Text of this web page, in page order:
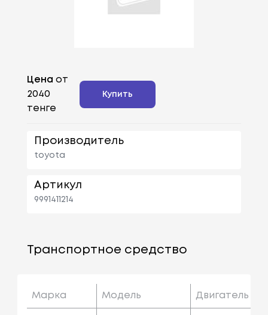
Цена от
2040
тенге
Купить
Производитель
toyota
Артикул
9991411214
Транспортное средство
Марка Модель Двигатель